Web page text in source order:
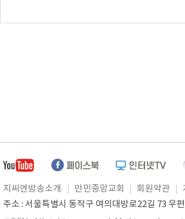
지씨엔방송소개 만민중앙교회 회원약관
주소 : 서울특별시 동작구 여의대방로22길 73